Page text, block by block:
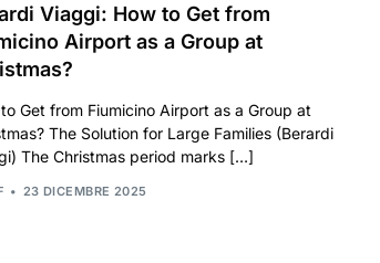
Viaggi: How to Get from
Airport as a Group at
Get from Fiumicino Airport as a Group at
The Solution for Large Families (Berardi
The Christmas period marks […]
23 DICEMBRE 2025